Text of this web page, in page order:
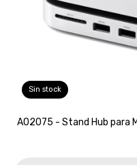
Sin stock
A02075 - Stand Hub para